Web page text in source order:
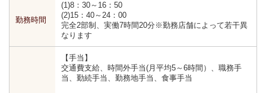
勤務時間
(1)8：30～16：50
(2)15：40～24：00
完全2部制、実働7時間20分※勤務店舗によって若干異
なります
【手当】
交通費支給、時間外手当(月平均5～6時間）、職務手
当、勤続手当、勤務地手当、食事手当